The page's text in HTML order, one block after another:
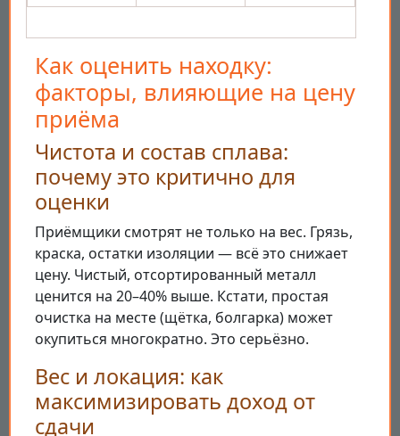
Как оценить находку:
факторы, влияющие на цену
приёма
Чистота и состав сплава:
почему это критично для
оценки
Приёмщики смотрят не только на вес. Грязь,
краска, остатки изоляции — всё это снижает
цену. Чистый, отсортированный металл
ценится на 20–40% выше. Кстати, простая
очистка на месте (щётка, болгарка) может
окупиться многократно. Это серьёзно.
Вес и локация: как
максимизировать доход от
сдачи